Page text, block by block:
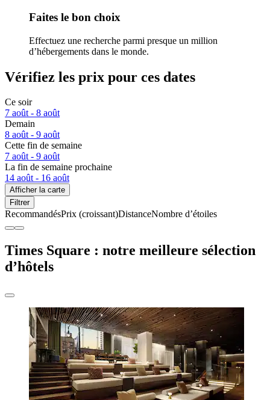
Faites le bon choix
Effectuez une recherche parmi presque un million
d’hébergements dans le monde.
Vérifiez les prix pour ces dates
Ce soir
7 août - 8 août
Demain
8 août - 9 août
Cette fin de semaine
7 août - 9 août
La fin de semaine prochaine
14 août - 16 août
Afficher la carte
Filtrer
RecommandésPrix (croissant)DistanceNombre d’étoiles
Times Square : notre meilleure sélection
d’hôtels